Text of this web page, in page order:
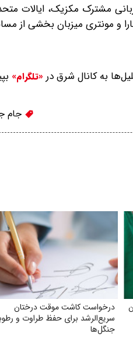
و مونتری میزبان بخشی از
به کانال شرق در «تلگرام»
جام
درخواست کاشت موقت درختان
سریع‌الرشد برای حفظ طراوت و
جنگل‌ها